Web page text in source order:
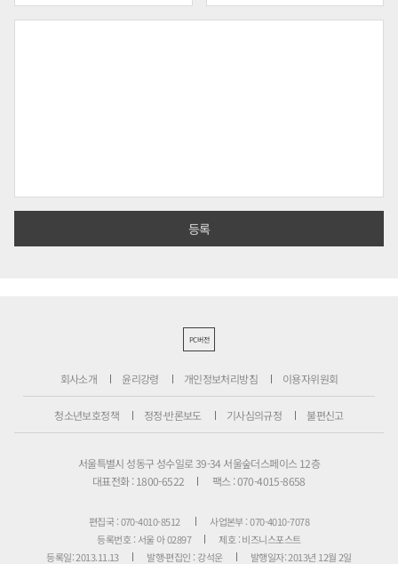
PC버전
회사소개 윤리강령 개인정보처리방침 이용자위원회
청소년보호정책 정정·반론보도 기사심의규정 불편신고
서울특별시 성동구 성수일로 39-34 서울숲더스페이스 12층
대표전화 : 1800-6522
팩스 : 070-4015-8658
편집국 : 070-4010-8512
사업본부 : 070-4010-7078
등록번호 : 서울 아 02897
제호 : 비즈니스포스트
등록일: 2013.11.13
발행·편집인 : 강석운 발행일자: 2013년 12월 2일